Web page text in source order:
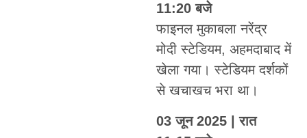
11:20 बजे
फाइनल मुकाबला नरेंद्र
मोदी स्टेडियम, अहमदाबाद में
खेला गया। स्टेडियम दर्शकों
से खचाखच भरा था।
03 जून 2025 | रात